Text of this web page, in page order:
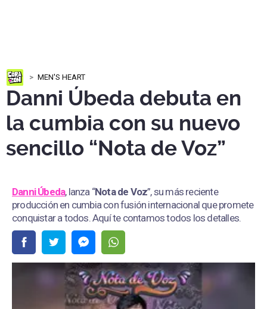
MEN'S HEART
Danni Úbeda debuta en
la cumbia con su nuevo
sencillo “Nota de Voz”
Danni Úbeda, lanza “Nota de Voz”, su más reciente
producción en cumbia con fusión internacional que promete
conquistar a todos. Aquí te contamos todos los detalles.